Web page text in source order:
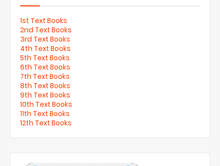
1st Text Books
2nd Text Books
3rd Text Books
4th Text Books
5th Text Books
6th Text Books
7th Text Books
8th Text Books
9th Text Books
10th Text Books
11th Text Books
12th Text Books